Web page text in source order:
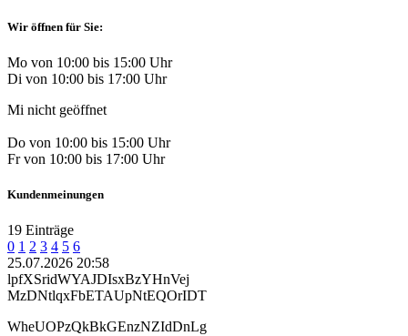
Wir öffnen für Sie:
Mo von 10:00 bis 15:00 Uhr
Di von 10:00 bis 17:00 Uhr
Mi nicht geöffnet
Do von 10:00 bis 15:00 Uhr
Fr von 10:00 bis 17:00 Uhr
Kundenmeinungen
19 Einträge
0 1 2 3 4 5 6
25.07.2026 20:58
lpfXSridWYAJDIsxBzYHnVej
MzDNtlqxFbETAUpNtEQOrIDT
WheUOPzQkBkGEnzNZIdDnLg